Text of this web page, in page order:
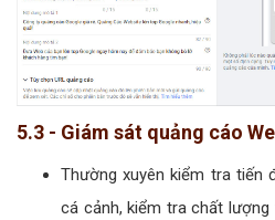
5.3 - Giám sát quảng cáo
Thường xuyên kiểm tra tiến
cá cảnh, kiểm tra chất